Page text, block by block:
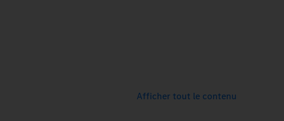
Afficher tout le contenu